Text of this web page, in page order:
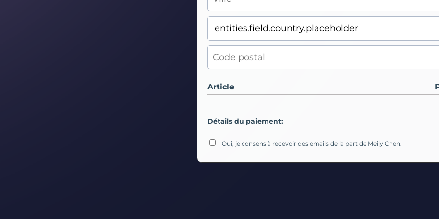
Article
Détails du paiement:
Oui, je consens à recevoir des emails de la part de Meily Chen.